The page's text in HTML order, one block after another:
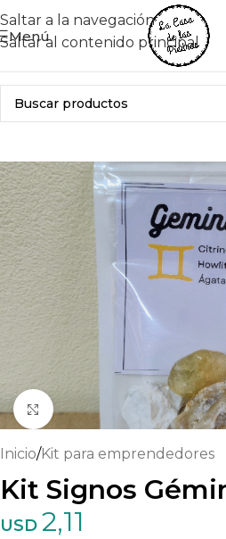
Saltar a la navegación
Saltar al contenido principal
Menú
Haga clic para ampliar
Inicio/Kit para emprendedores
Kit Signos
USD 2,11